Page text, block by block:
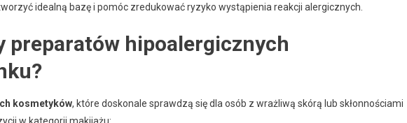
idealną bazę i pomóc zredukować ryzyko wystąpienia reakcji alergicznych.
preparatów hipoalergicznych
kosmetyków, które doskonale sprawdzą się dla osób z wrażliwą skórą lub skłonnościami